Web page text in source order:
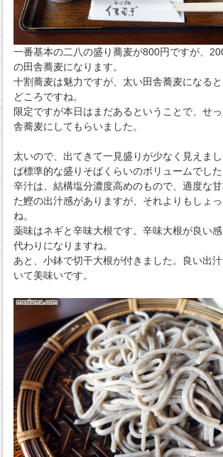
一番基本の二八の盛り蕎麦が800円ですが、
の田舎蕎麦になります。
十割蕎麦は魅力ですが、太い田舎蕎麦になる
どころですね。
限定ですが本日はまだあるということで、せ
舎蕎麦にしてもらいました。
太いので、出てきて一見盛りが少なく見えま
ば標準的な盛りそばくらいのボリュームでした
辛汁は、結構塩分濃度高めのもので、適度な
た鰹の出汁感がありますが、それよりもしょ
ね。
薬味はネギと辛味大根です。辛味大根が良い
代わりになりますね。
あと、小鉢で切干大根が付きました。良い出
いて美味いです。